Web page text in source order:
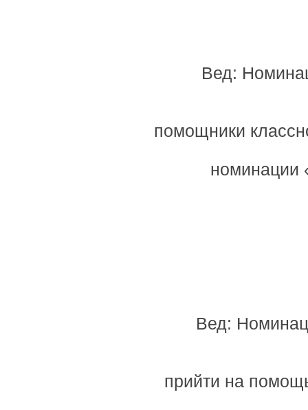
Вед:
помощники
номинации
Вед:
прийти на